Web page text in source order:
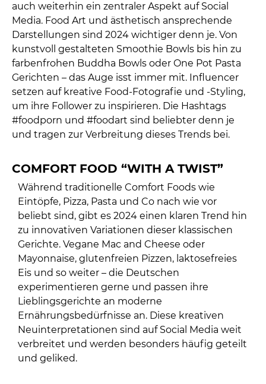
auch weiterhin ein zentraler Aspekt auf Social
Media. Food Art und ästhetisch ansprechende
Darstellungen sind 2024 wichtiger denn je. Von
kunstvoll gestalteten Smoothie Bowls bis hin zu
farbenfrohen Buddha Bowls oder One Pot Pasta
Gerichten – das Auge isst immer mit. Influencer
setzen auf kreative Food-Fotografie und -Styling,
um ihre Follower zu inspirieren. Die Hashtags
#foodporn und #foodart sind beliebter denn je
und tragen zur Verbreitung dieses Trends bei.
COMFORT FOOD “WITH A TWIST”
Während traditionelle Comfort Foods wie
Eintöpfe, Pizza, Pasta und Co nach wie vor
beliebt sind, gibt es 2024 einen klaren Trend hin
zu innovativen Variationen dieser klassischen
Gerichte. Vegane Mac and Cheese oder
Mayonnaise, glutenfreien Pizzen, laktosefreies
Eis und so weiter – die Deutschen
experimentieren gerne und passen ihre
Lieblingsgerichte an moderne
Ernährungsbedürfnisse an. Diese kreativen
Neuinterpretationen sind auf Social Media weit
verbreitet und werden besonders häufig geteilt
und geliked.